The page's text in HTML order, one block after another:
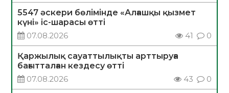
5547 әскери бөлімінде «Алғашқы қызмет
күні» іс-шарасы өтті
07.08.2026
41 0
Қаржылық сауаттылықты арттыруға
бағытталған кездесу өтті
07.08.2026
43 0